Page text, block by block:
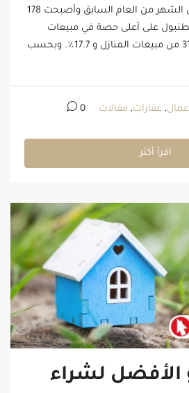
في نوفمبر مقارنة بنفس الشهر من العام السابق وأصبحت 178
اسطنبول على أعلى حصة في مبيعات
المنازل حيث بلغت 31.706 من مبيعات المنازل و 17.7٪. وبحسب
, عقارات, مقالات 0
اقرأ أكثر
لشراء